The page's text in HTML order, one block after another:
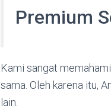
Premium
Kami sangat
sama. Oleh karena itu,
lain.